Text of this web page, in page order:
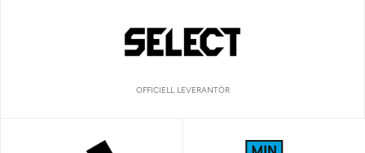
OFFICIELL LEVERANTÖR